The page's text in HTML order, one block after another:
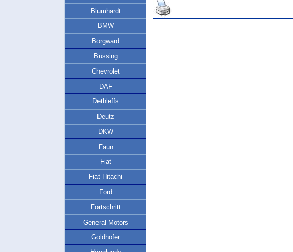
Blumhardt
BMW
Borgward
Büssing
Chevrolet
DAF
Dethleffs
Deutz
DKW
Faun
Fiat
Fiat-Hitachi
Ford
Fortschritt
General Motors
Goldhofer